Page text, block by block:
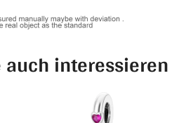
auch interessieren